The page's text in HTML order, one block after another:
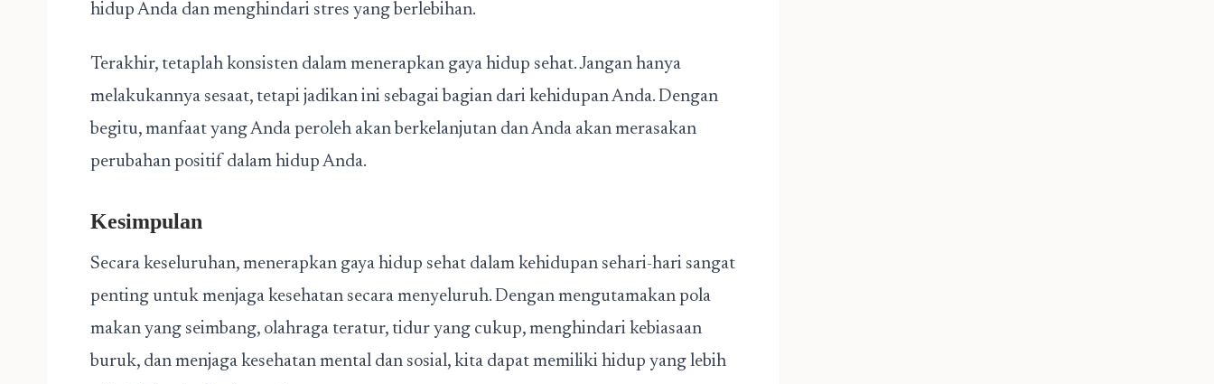
hidup Anda dan menghindari stres yang berlebihan.
Terakhir, tetaplah konsisten dalam menerapkan gaya hidup sehat. Jangan hanya
melakukannya sesaat, tetapi jadikan ini sebagai bagian dari kehidupan Anda. Dengan
begitu, manfaat yang Anda peroleh akan berkelanjutan dan Anda akan merasakan
perubahan positif dalam hidup Anda.
Kesimpulan
Secara keseluruhan, menerapkan gaya hidup sehat dalam kehidupan sehari-hari sangat
penting untuk menjaga kesehatan secara menyeluruh. Dengan mengutamakan pola
makan yang seimbang, olahraga teratur, tidur yang cukup, menghindari kebiasaan
buruk, dan menjaga kesehatan mental dan sosial, kita dapat memiliki hidup yang lebih